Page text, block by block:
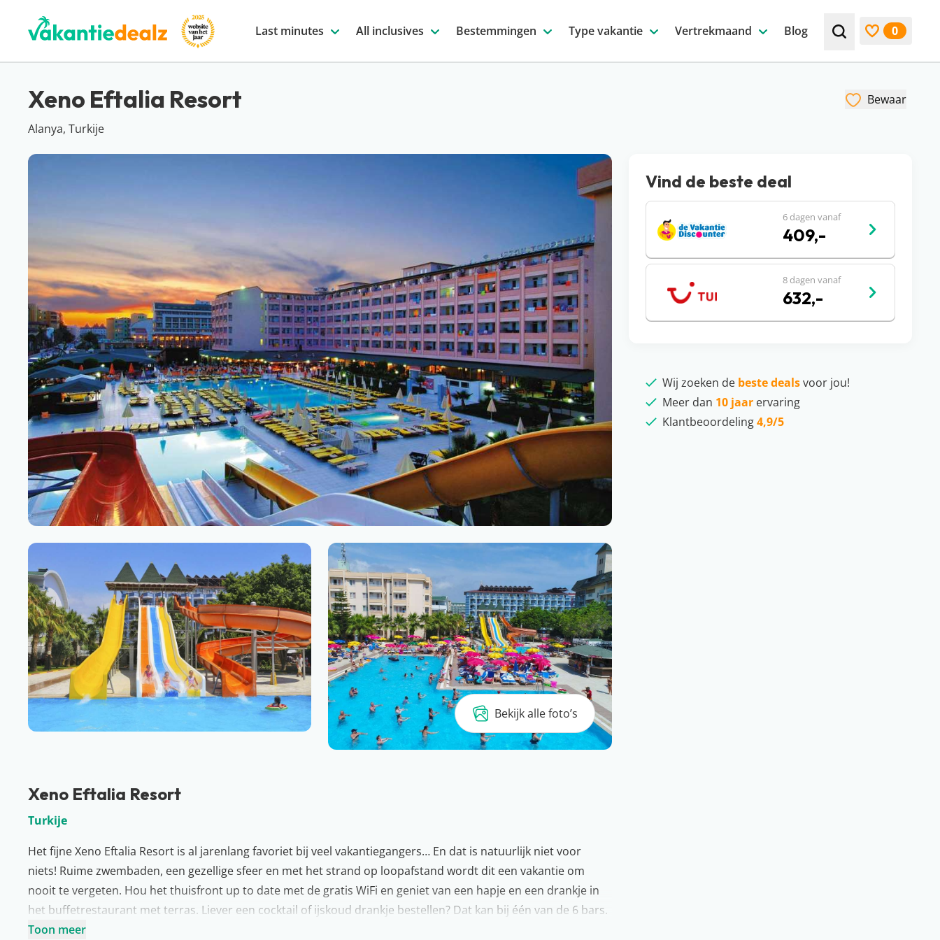
Last minutes All inclusives Bestemmingen Type vakantie Vertrekmaand Blog Zoek bijv. een
0
Xeno Eftalia Resort
Alanya, Turkije
Bewaar
Bekijk alle foto’s
Xeno Eftalia Resort
Turkije
Het fijne Xeno Eftalia Resort is al jarenlang favoriet bij veel vakantiegangers… En dat is natuurlijk niet voor
niets! Ruime zwembaden, een gezellige sfeer en met het strand op loopafstand wordt dit een vakantie om
nooit te vergeten. Hou het thuisfront up to date met de gratis WiFi en geniet van een hapje en een drankje in
het buffetrestaurant met terras. Liever een cocktail of ijskoud drankje bestellen? Dat kan bij één van de 6 bars.
Xeno Eftalia Resort beschikt over 3 zwembaden met 3 glijbanen en een fijn zonneterras om van het Turkse
Toon meer
Vind de beste deal
6 dagen vanaf
409,-
8 dagen vanaf
632,-
Wij zoeken de beste dealsvoor jou!
Meer dan 10 jaarervaring
Klantbeoordeling4,9/5